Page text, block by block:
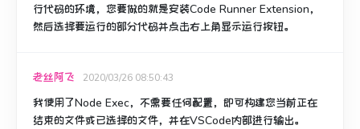
行代码的环境，您要做的就是安装Code Runner Extension，
然后选择要运行的部分代码并点击右上角显示运行按钮。
老丝阿飞 2020/03/26 08:50:43
我使用了Node Exec，不需要任何配置，即可构建您当前正在
结束的文件或已选择的文件，并在VSCode内部进行输出。